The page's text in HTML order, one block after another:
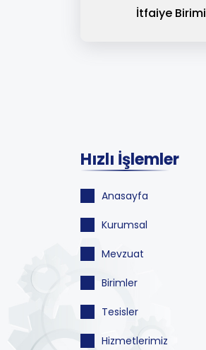
İtfaiye Birimi
Hızlı İşlemler
Anasayfa
Kurumsal
Mevzuat
Birimler
Tesisler
Hizmetlerimiz